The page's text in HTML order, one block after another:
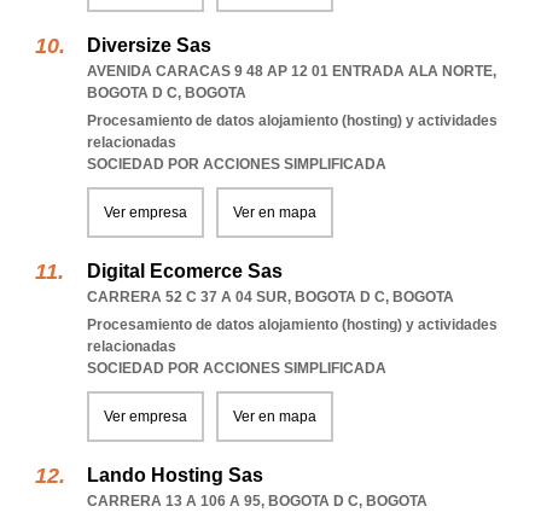
Diversize Sas
AVENIDA CARACAS 9 48 AP 12 01 ENTRADA ALA NORTE,
BOGOTA D C, BOGOTA
Procesamiento de datos alojamiento (hosting) y actividades
relacionadas
SOCIEDAD POR ACCIONES SIMPLIFICADA
Ver empresa Ver en mapa
Digital Ecomerce Sas
CARRERA 52 C 37 A 04 SUR, BOGOTA D C, BOGOTA
Procesamiento de datos alojamiento (hosting) y actividades
relacionadas
SOCIEDAD POR ACCIONES SIMPLIFICADA
Ver empresa Ver en mapa
Lando Hosting Sas
CARRERA 13 A 106 A 95, BOGOTA D C, BOGOTA